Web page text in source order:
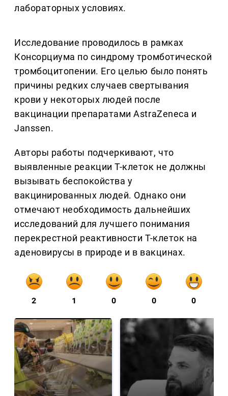
лабораторных условиях.
Исследование проводилось в рамках
Консорциума по синдрому тромботической
тромбоцитопении. Его целью было понять
причины редких случаев свертывания
крови у некоторых людей после
вакцинации препаратами AstraZeneca и
Janssen.
Авторы работы подчеркивают, что
выявленные реакции Т-клеток не должны
вызывать беспокойства у
вакцинированных людей. Однако они
отмечают необходимость дальнейших
исследований для лучшего понимания
перекрестной реактивности Т-клеток на
аденовирусы в природе и в вакцинах.
2 1 0 0 0